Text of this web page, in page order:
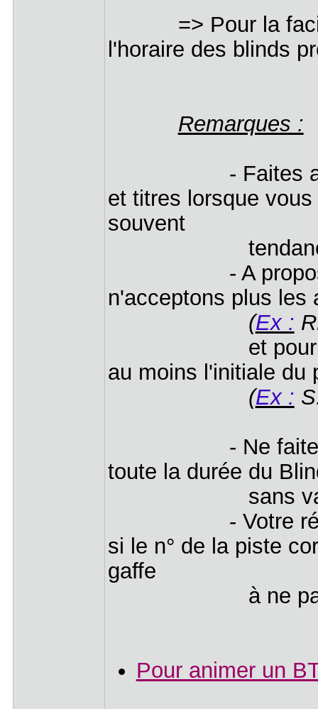
=> Pour la
l'horaire des blinds
Remarques :
- Faites
et titres lorsque
souvent
tendance à
- A propos du
n'acceptons plus
(Ex :
et pour les
au moins l'initiale
(Ex :
- Ne faites pas
toute la durée du
sans
- Votre réponse
si le n° de la piste
gaffe
à ne pas vous
Pour animer un